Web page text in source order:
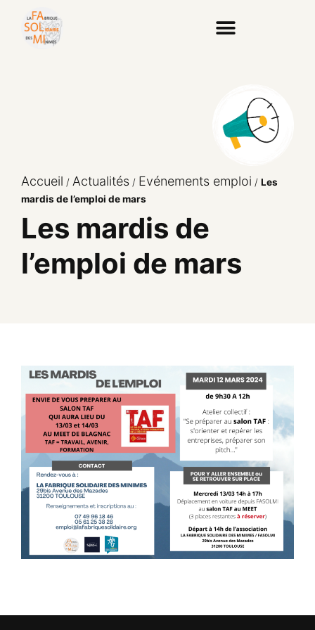
Accueil / Actualités / Evénements emploi / Les
mardis de l’emploi de mars
Les mardis de
l’emploi de mars